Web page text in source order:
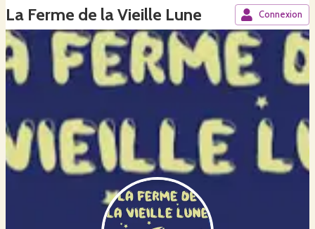
La Ferme de la Vieille Lune Connexion